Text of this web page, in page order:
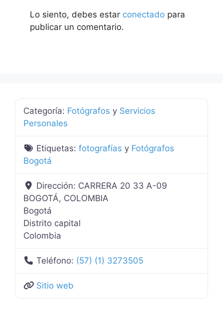
Lo siento, debes estar conectado para
publicar un comentario.
Categoría: Fotógrafos y Servicios
Personales
Etiquetas:fotografías y Fotógrafos
Bogotá
Dirección: CARRERA 20 33 A-09
BOGOTÁ, COLOMBIA
Bogotá
Distrito capital
Colombia
Teléfono: (57) (1) 3273505
Sitio web